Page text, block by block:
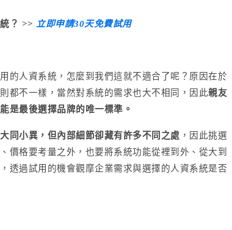
？ >> 立即申請30天免費試用
的人資系統，怎麼到我們這就不適合了呢？原因在於
都不一樣，當然對系統的需求也大不相同，因此親友
是最後選擇品牌的唯一標準。
同小異，但內部細節卻藏有許多不同之處 ，因此挑選
價格要考量之外，也要將系統功能從裡到外、從大到
透過試用的機會觀摩企業需求與選擇的人資系統是否